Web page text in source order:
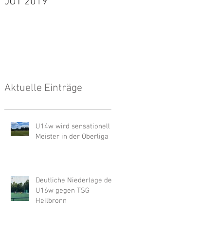
Aktuelle Einträge
U14w wird sensationell
Meister in der Oberliga
Deutliche Niederlage der
U16w gegen TSG
Heilbronn